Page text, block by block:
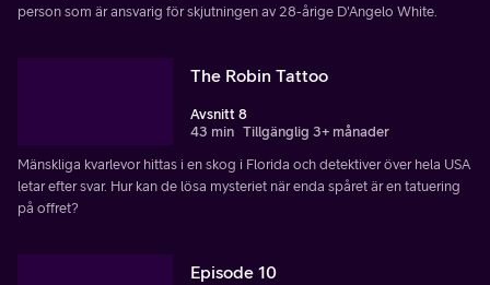
person som är ansvarig för skjutningen av 28-årige D'Angelo White.
The Robin Tattoo
Avsnitt 8
43 min Tillgänglig 3+ månader
Mänskliga kvarlevor hittas i en skog i Florida och detektiver över hela USA
letar efter svar. Hur kan de lösa mysteriet när enda spåret är en tatuering
på offret?
Episode 10